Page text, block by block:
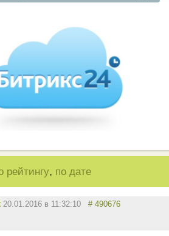
рейтингу, по дате
20.01.2016 в 11:32:10 # 490676